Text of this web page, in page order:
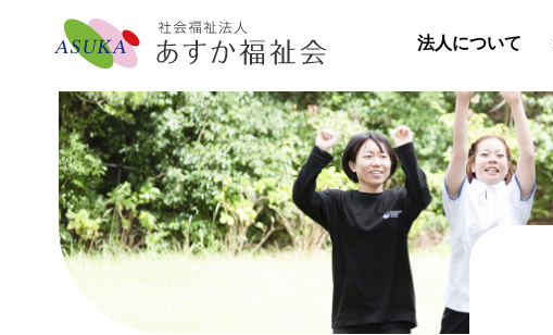
法人について